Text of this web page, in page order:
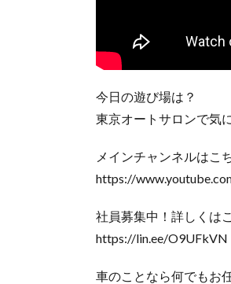
今日の遊び場は？
東京オートサロンで気
メインチャンネルはこ
https://
社員募集中！詳しくは
https://lin.ee/O9UFkVN
車のことなら何でもお